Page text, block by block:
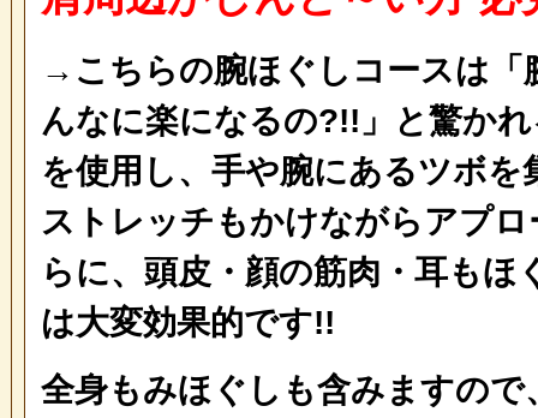
→こちらの腕ほぐしコースは「
んなに楽になるの?!!」と驚か
を使用し、手や腕にあるツボを
ストレッチもかけながらアプ
らに、頭皮・顔の筋肉・耳もほ
は大変効果的です!!
全身もみほぐしも含みますので